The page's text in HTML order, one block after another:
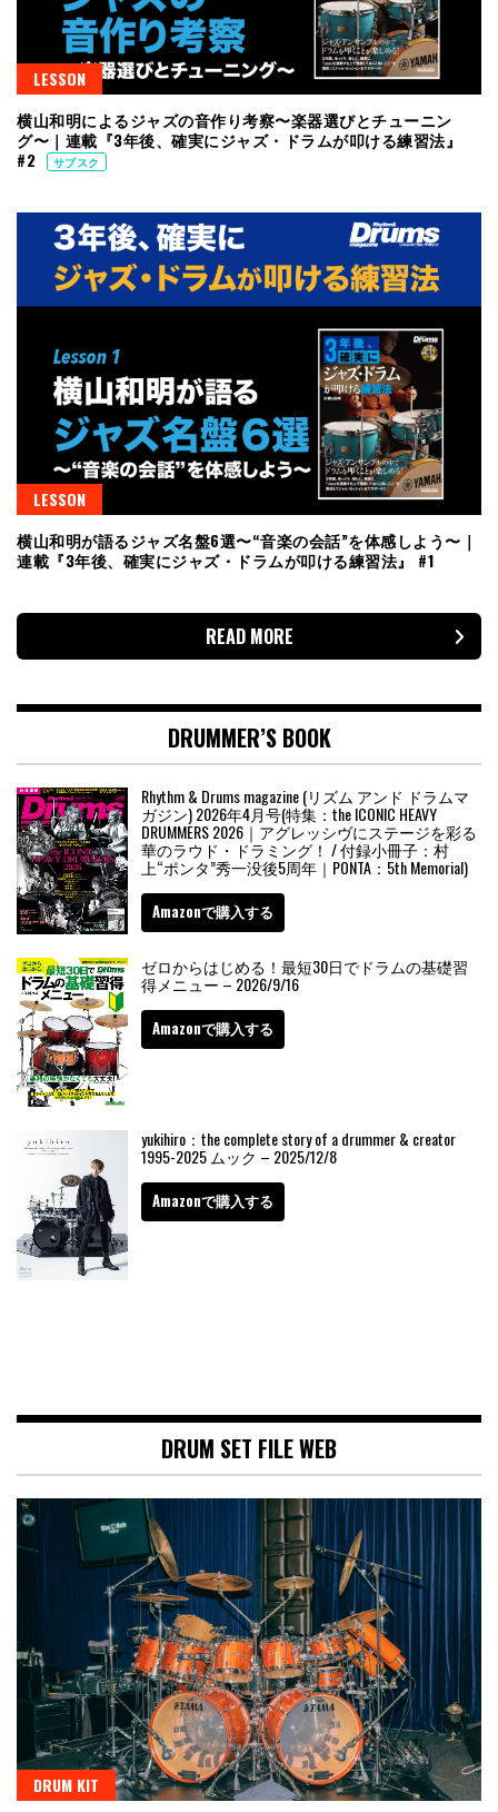
LESSON
横山和明によるジャズの音作り考察〜楽器選びとチューニン
グ〜｜連載『3年後、確実にジャズ・ドラムが叩ける練習法』
#2
サブスク
LESSON
横山和明が語るジャズ名盤6選〜“音楽の会話”を体感しよう〜｜
連載『3年後、確実にジャズ・ドラムが叩ける練習法』 #1
READ MORE
DRUMMER’S BOOK
Rhythm & Drums magazine (リズム アンド ドラムマ
ガジン) 2026年4月号(特集：the ICONIC HEAVY
DRUMMERS 2026｜アグレッシヴにステージを彩る
華のラウド・ドラミング！ / 付録小冊子：村
上“ポンタ”秀一没後5周年｜PONTA：5th Memorial)
Amazonで購入する
ゼロからはじめる！最短30日でドラムの基礎習
得メニュー – 2026/9/16
Amazonで購入する
yukihiro：the complete story of a drummer & creator
1995-2025 ムック – 2025/12/8
Amazonで購入する
DRUM SET FILE WEB
DRUM KIT